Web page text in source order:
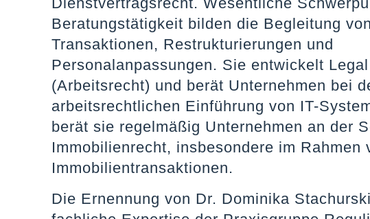
Beratungstätigkeit bilden die Begleitung
Transaktionen, Restrukturierungen und
Personalanpassungen. Sie entwickelt
(Arbeitsrecht) und berät Unternehmen bei
arbeitsrechtlichen Einführung von IT-
berät sie regelmäßig Unternehmen an der
Immobilienrecht, insbesondere im Rahmen
Immobilientransaktionen.
Die Ernennung von Dr. Dominika